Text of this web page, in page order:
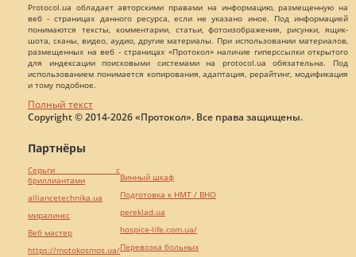
Protocol.ua обладает авторскими правами на информацию, размещенную на
веб - страницах данного ресурса, если не указано иное. Под информацией
понимаются тексты, комментарии, статьи, фотоизображения, рисунки, ящик-
шота, сканы, видео, аудио, другие материалы. При использовании материалов,
размещенных на веб - страницах «Протокол» наличие гиперссылки открытого
для индексации поисковыми системами на protocol.ua обязательна. Под
использованием понимается копирования, адаптация, рерайтинг, модификация
и тому подобное.
Полный текст
Copyright © 2014-2026 «Протокол». Все права защищены.
Партнёры
Серьги с
бриллиантами
alliancetechnika.ua
миралинкс
Веб мастер
https://motokosmos.ua/
Винный шкаф
Подготовка к НМТ / ВНО
pereklad.ua
hospice-life.com.ua/
Перевозка больных